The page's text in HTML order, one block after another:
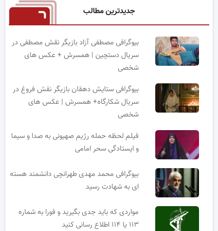
جدیدترین مطالب
بیوگرافی مصطفی آزاد بازیگر نقش مصطفی در
سریال دستچین | همسرش + عکس های
شخصی
بیوگرافی ستایش دهقان بازیگر نقش فروغ در
سریال شکارگاه+ همسرش | عکس های
شخصی
فیلم لحظه حمله رژیم صهیونی به صدا و سیما
و ایستادگی سحر امامی
بیوگرافی محمد مهدی طهرانچی دانشمند هسته
ای به شهادت رسید
مواردی که باید جدی بگیرید و فورا به شماره
۱۱۳ یا ۱۱۴ اطلاع رسانی کنید